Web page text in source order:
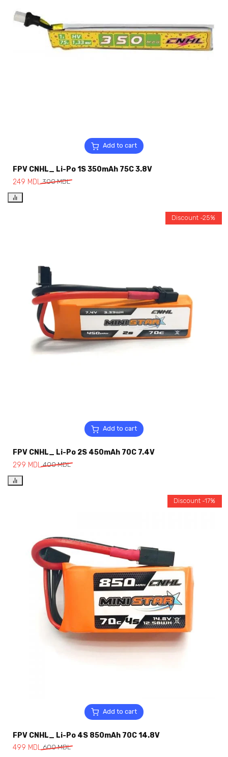
Add to cart
FPV CNHL_ Li-Po 1S 350mAh 75C 3.8V
300MDL
249 MDL
Add to cart
Discount -25%
FPV CNHL_ Li-Po 2S 450mAh 70C 7.4V
400MDL
299 MDL
Add to cart
Discount -17%
FPV CNHL_ Li-Po 4S 850mAh 70C 14.8V
600MDL
499 MDL